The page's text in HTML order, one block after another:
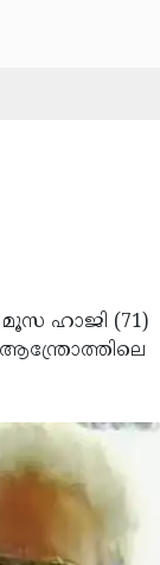
ഹാജി (71)